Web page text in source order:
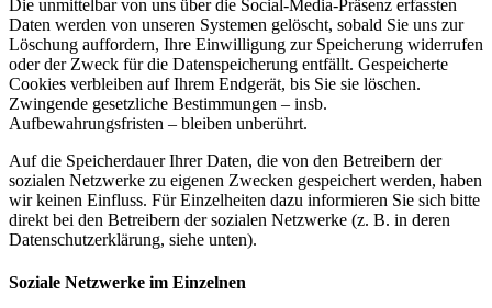
Die unmittelbar von uns über die Social-Media-Präsenz erfassten
Daten werden von unseren Systemen gelöscht, sobald Sie uns zur
Löschung auffordern, Ihre Einwilligung zur Speicherung widerrufen
oder der Zweck für die Datenspeicherung entfällt. Gespeicherte
Cookies verbleiben auf Ihrem Endgerät, bis Sie sie löschen.
Zwingende gesetzliche Bestimmungen – insb.
Aufbewahrungsfristen – bleiben unberührt.
Auf die Speicherdauer Ihrer Daten, die von den Betreibern der
sozialen Netzwerke zu eigenen Zwecken gespeichert werden, haben
wir keinen Einfluss. Für Einzelheiten dazu informieren Sie sich bitte
direkt bei den Betreibern der sozialen Netzwerke (z. B. in deren
Datenschutzerklärung, siehe unten).
Soziale Netzwerke im Einzelnen